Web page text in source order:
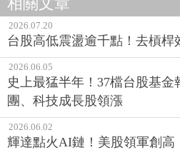
2026.07.20
台股高低震盪逾千點！去槓桿
2026.06.05
史上最猛半年！37檔台股基
團、科技成長股領漲
2026.06.02
輝達點火AI鏈！美股領軍創高